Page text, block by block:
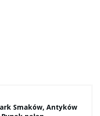
Smaków, Antyków